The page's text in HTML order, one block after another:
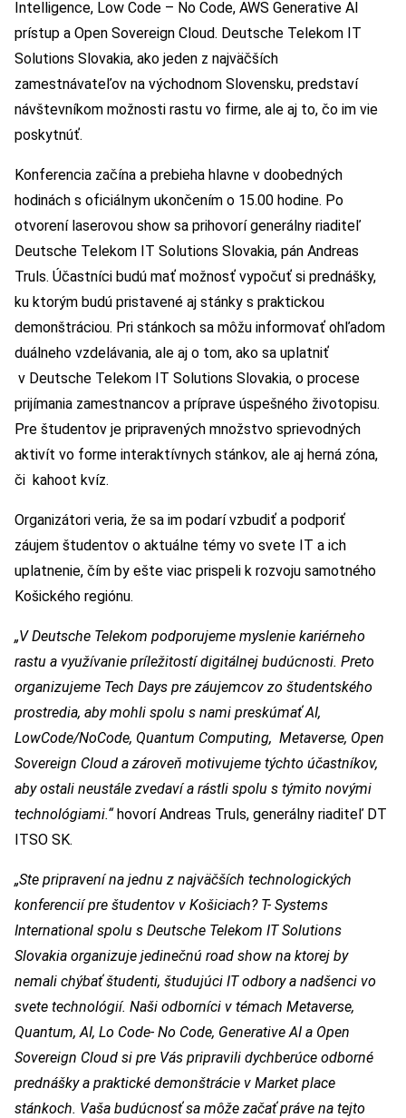
Intelligence, Low Code – No Code, AWS Generative AI
prístup a Open Sovereign Cloud. Deutsche Telekom IT
Solutions Slovakia, ako jeden z najväčších
zamestnávateľov na východnom Slovensku, predstaví
návštevníkom možnosti rastu vo firme, ale aj to, čo im vie
poskytnúť.
Konferencia začína a prebieha hlavne v doobedných
hodinách s oficiálnym ukončením o 15.00 hodine. Po
otvorení laserovou show sa prihovorí generálny riaditeľ
Deutsche Telekom IT Solutions Slovakia, pán Andreas
Truls. Účastníci budú mať možnosť vypočuť si prednášky,
ku ktorým budú pristavené aj stánky s praktickou
demonštráciou. Pri stánkoch sa môžu informovať ohľadom
duálneho vzdelávania, ale aj o tom, ako sa uplatniť
v Deutsche Telekom IT Solutions Slovakia, o procese
prijímania zamestnancov a príprave úspešného životopisu.
Pre študentov je pripravených množstvo sprievodných
aktivít vo forme interaktívnych stánkov, ale aj herná zóna,
či kahoot kvíz.
Organizátori veria, že sa im podarí vzbudiť a podporiť
záujem študentov o aktuálne témy vo svete IT a ich
uplatnenie, čím by ešte viac prispeli k rozvoju samotného
Košického regiónu.
„V Deutsche Telekom podporujeme myslenie kariérneho
rastu a využívanie príležitostí digitálnej budúcnosti. Preto
organizujeme Tech Days pre záujemcov zo študentského
prostredia, aby mohli spolu s nami preskúmať AI,
LowCode/NoCode, Quantum Computing, Metaverse, Open
Sovereign Cloud a zároveň motivujeme týchto účastníkov,
aby ostali neustále zvedaví a rástli spolu s týmito novými
technológiami.“ hovorí Andreas Truls, generálny riaditeľ DT
ITSO SK.
„Ste pripravení na jednu z najväčších technologických
konferencií pre študentov v Košiciach? T- Systems
International spolu s Deutsche Telekom IT Solutions
Slovakia organizuje jedinečnú road show na ktorej by
nemali chýbať študenti, študujúci IT odbory a nadšenci vo
svete technológií. Naši odborníci v témach Metaverse,
Quantum, AI, Lo Code- No Code, Generative AI a Open
Sovereign Cloud si pre Vás pripravili dychberúce odborné
prednášky a praktické demonštrácie v Market place
stánkoch. Vaša budúcnosť sa môže začať práve na tejto